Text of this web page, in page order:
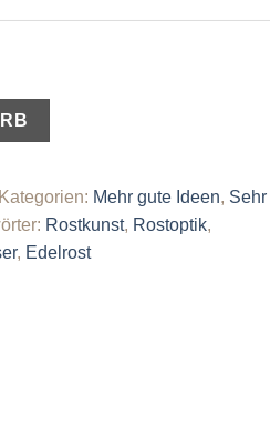
Kategorien: Mehr gute Ideen, Sehr
Rostkunst, Rostoptik,
, Edelrost